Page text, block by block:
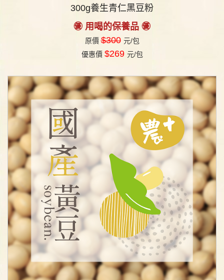
300g養生青仁黑豆粉
㊝ 用喝的保養品 ㊝
原價$300 元/包
優惠價 $269 元/包